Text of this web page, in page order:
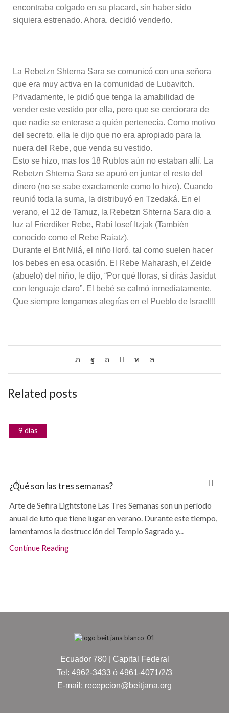
encontraba colgado en su placard, sin haber sido
siquiera estrenado. Ahora, decidió venderlo.
La Rebetzn Shterna Sara se comunicó con una señora
que era muy activa en la comunidad de Lubavitch.
Privadamente, le pidió que tenga la amabilidad de
vender este vestido por ella, pero que se cerciorara de
que nadie se enterase a quién pertenecía. Como motivo
del secreto, ella le dijo que no era apropiado para la
nuera del Rebe, que venda su vestido.
Esto se hizo, mas los 18 Rublos aún no estaban allí. La
Rebetzn Shterna Sara se apuró en juntar el resto del
dinero (no se sabe exactamente como lo hizo). Cuando
reunió toda la suma, la distribuyó en Tzedaká. En el
verano, el 12 de Tamuz, la Rebetzn Shterna Sara dio a
luz al Frierdiker Rebe, Rabí Iosef Itzjak (También
conocido como el Rebe Raiatz).
Durante el Brit Milá, el niño lloró, tal como suelen hacer
los bebes en esa ocasión. El Rebe Maharash, el Zeide
(abuelo) del niño, le dijo, “Por qué lloras, si dirás Jasidut
con lenguaje claro”. El bebé se calmó inmediatamente.
Que siempre tengamos alegrías en el Pueblo de Israel!!!
Related posts
9 días
¿Qué son las tres semanas?
Arte de Sefira Lightstone Las Tres Semanas son un período
anual de luto que tiene lugar en verano. Durante este tiempo,
lamentamos la destrucción del Templo Sagrado y...
Continue Reading
Ecuador 780 | Capital Federal
Tel: 4962-3433 ó 4961-4071/2/3
E-mail: recepcion@beitjana.org